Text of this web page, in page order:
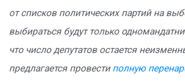
от списков политических партий на
выбираться будут только
что число депутатов остается
предлагается провести полную